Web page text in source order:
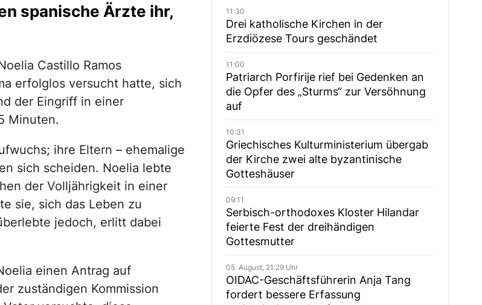
spanische Ärzte ihr,
Castillo Ramos
erfolglos versucht hatte, sich
der Eingriff in einer
Minuten.
ihre Eltern – ehemalige
sich scheiden. Noelia lebte
der Volljährigkeit in einer
sie, sich das Leben zu
jedoch, erlitt dabei
einen Antrag auf
zuständigen Kommission
11:30
Drei katholische Kirchen in der
Erzdiözese Tours geschändet
11:00
Patriarch Porfirije rief bei Gedenken an
die Opfer des „Sturms“ zur Versöhnung
auf
10:31
Griechisches Kulturministerium übergab
der Kirche zwei alte byzantinische
Gotteshäuser
09:11
Serbisch-orthodoxes Kloster Hilandar
feierte Fest der dreihändigen
Gottesmutter
05. August, 21:29 Uhr
OIDAC-Geschäftsführerin Anja Tang
fordert bessere Erfassung